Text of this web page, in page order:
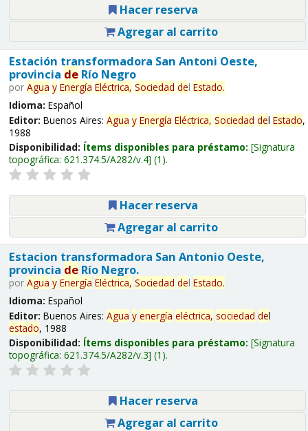
Hacer reserva
Agregar al carrito
Estación transformadora San Antoni Oeste,
provincia deRío Negro
por Agua y Energía Eléctrica, Sociedad del Estado.
Idioma: Español
Editor: Buenos Aires: Agua y Energía Eléctrica, Sociedad del Estado,
1988
Disponibilidad: Ítems disponibles para préstamo: Signatura
topográfica: 621.374.5/A282/v.4 (1).
Hacer reserva
Agregar al carrito
Estacion transformadora San Antonio Oeste,
provincia deRío Negro.
por Agua y Energía Eléctrica, Sociedad del Estado.
Idioma: Español
Editor: Buenos Aires: Agua y energía eléctrica, sociedad del
estado, 1988
Disponibilidad: Ítems disponibles para préstamo: Signatura
topográfica: 621.374.5/A282/v.3 (1).
Hacer reserva
Agregar al carrito